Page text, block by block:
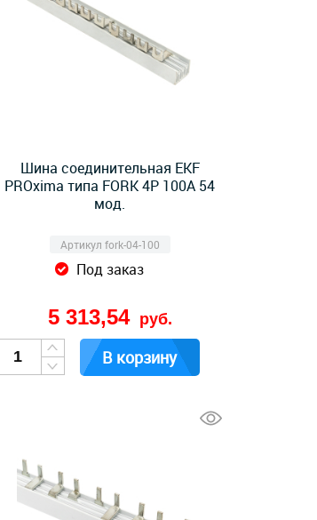
Шина соединительная EKF
PROxima типа FORK 4P 100А 54
мод.
Артикул fork-04-100
Под заказ
5 313,54 руб.
В корзину